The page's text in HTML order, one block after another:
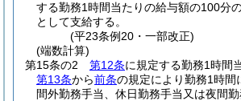
する勤務1時間当たりの給与額の100分
として支給する。
(平23条例20・一部改正)
(端数計算)
第15条の2
第12条に規定する勤務1時間
第13条から前条の規定により勤務1時間
間外勤務手当、休日勤務手当又は夜間